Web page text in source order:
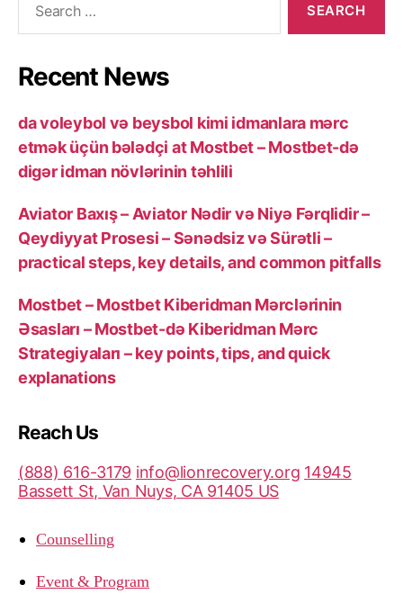
Recent News
da voleybol və beysbol kimi idmanlara mərc
etmək üçün bələdçi at Mostbet – Mostbet-də
digər idman növlərinin təhlili
Aviator Baxış – Aviator Nədir və Niyə Fərqlidir –
Qeydiyyat Prosesi – Sənədsiz və Sürətli –
practical steps, key details, and common pitfalls
Mostbet – Mostbet Kiberidman Mərclərinin
Əsasları – Mostbet-də Kiberidman Mərc
Strategiyaları – key points, tips, and quick
explanations
Reach Us
(888) 616-3179 info@lionrecovery.org 14945
Bassett St, Van Nuys, CA 91405 US
Counselling
Event & Program